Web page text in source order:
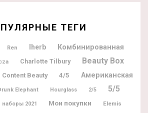
ТЕГИ
Ren Iherb
Комбинированная
Charlotte Tilbury Beauty Box
Content Beauty 4/5
Американская
Elephant Hourglass 2/5 5/5
2021 Мои покупки Elemis